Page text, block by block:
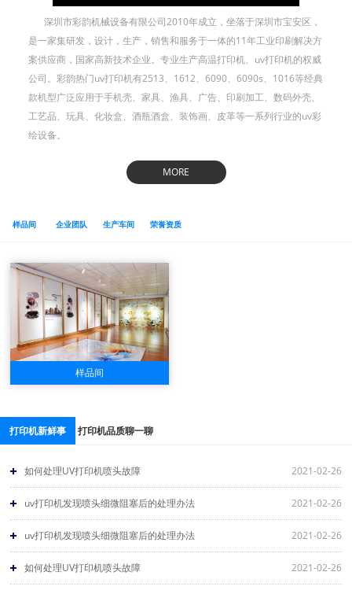
深圳市彩韵机械设备有限公司2010年成立，坐落于深圳市宝安区，
是一家集研发，设计，生产，销售和服务于一体的11年工业印刷解决方
案供应商，国家高新技术企业。专业生产高温打印机、uv打印机的权威
公司。彩韵热门uv打印机有2513、1612、6090、6090s、1016等经典
款机型广泛应用于手机壳、家具、渔具、广告、印刷加工、数码外壳、
工艺品、玩具、化妆盒、酒瓶酒盒、装饰画、皮革等一系列行业的uv彩
绘设备。
MORE
样品间 企业团队 生产车间 荣誉资质
样品间
打印机新鲜事 打印机品质聊一聊
2021-02-26
如何处理UV打印机喷头故障
2021-02-26
uv打印机发现喷头细微阻塞后的处理办法
2021-02-26
uv打印机发现喷头细微阻塞后的处理办法
2021-02-26
如何处理UV打印机喷头故障